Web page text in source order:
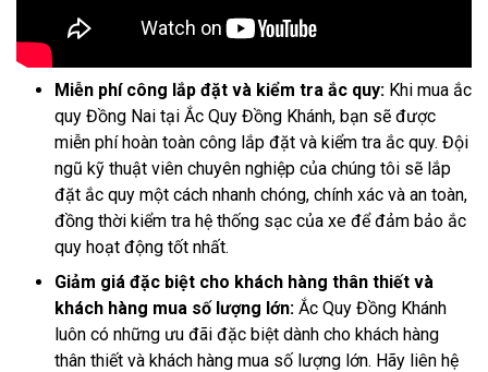
Miễn phí công lắp đặt và kiểm tra ắc quy: Khi mua ắc
quy Đồng Nai tại Ắc Quy Đồng Khánh, bạn sẽ được
miễn phí hoàn toàn công lắp đặt và kiểm tra ắc quy. Đội
ngũ kỹ thuật viên chuyên nghiệp của chúng tôi sẽ lắp
đặt ắc quy một cách nhanh chóng, chính xác và an toàn,
đồng thời kiểm tra hệ thống sạc của xe để đảm bảo ắc
quy hoạt động tốt nhất.
Giảm giá đặc biệt cho khách hàng thân thiết và
khách hàng mua số lượng lớn: Ắc Quy Đồng Khánh
luôn có những ưu đãi đặc biệt dành cho khách hàng
thân thiết và khách hàng mua số lượng lớn. Hãy liên hệ